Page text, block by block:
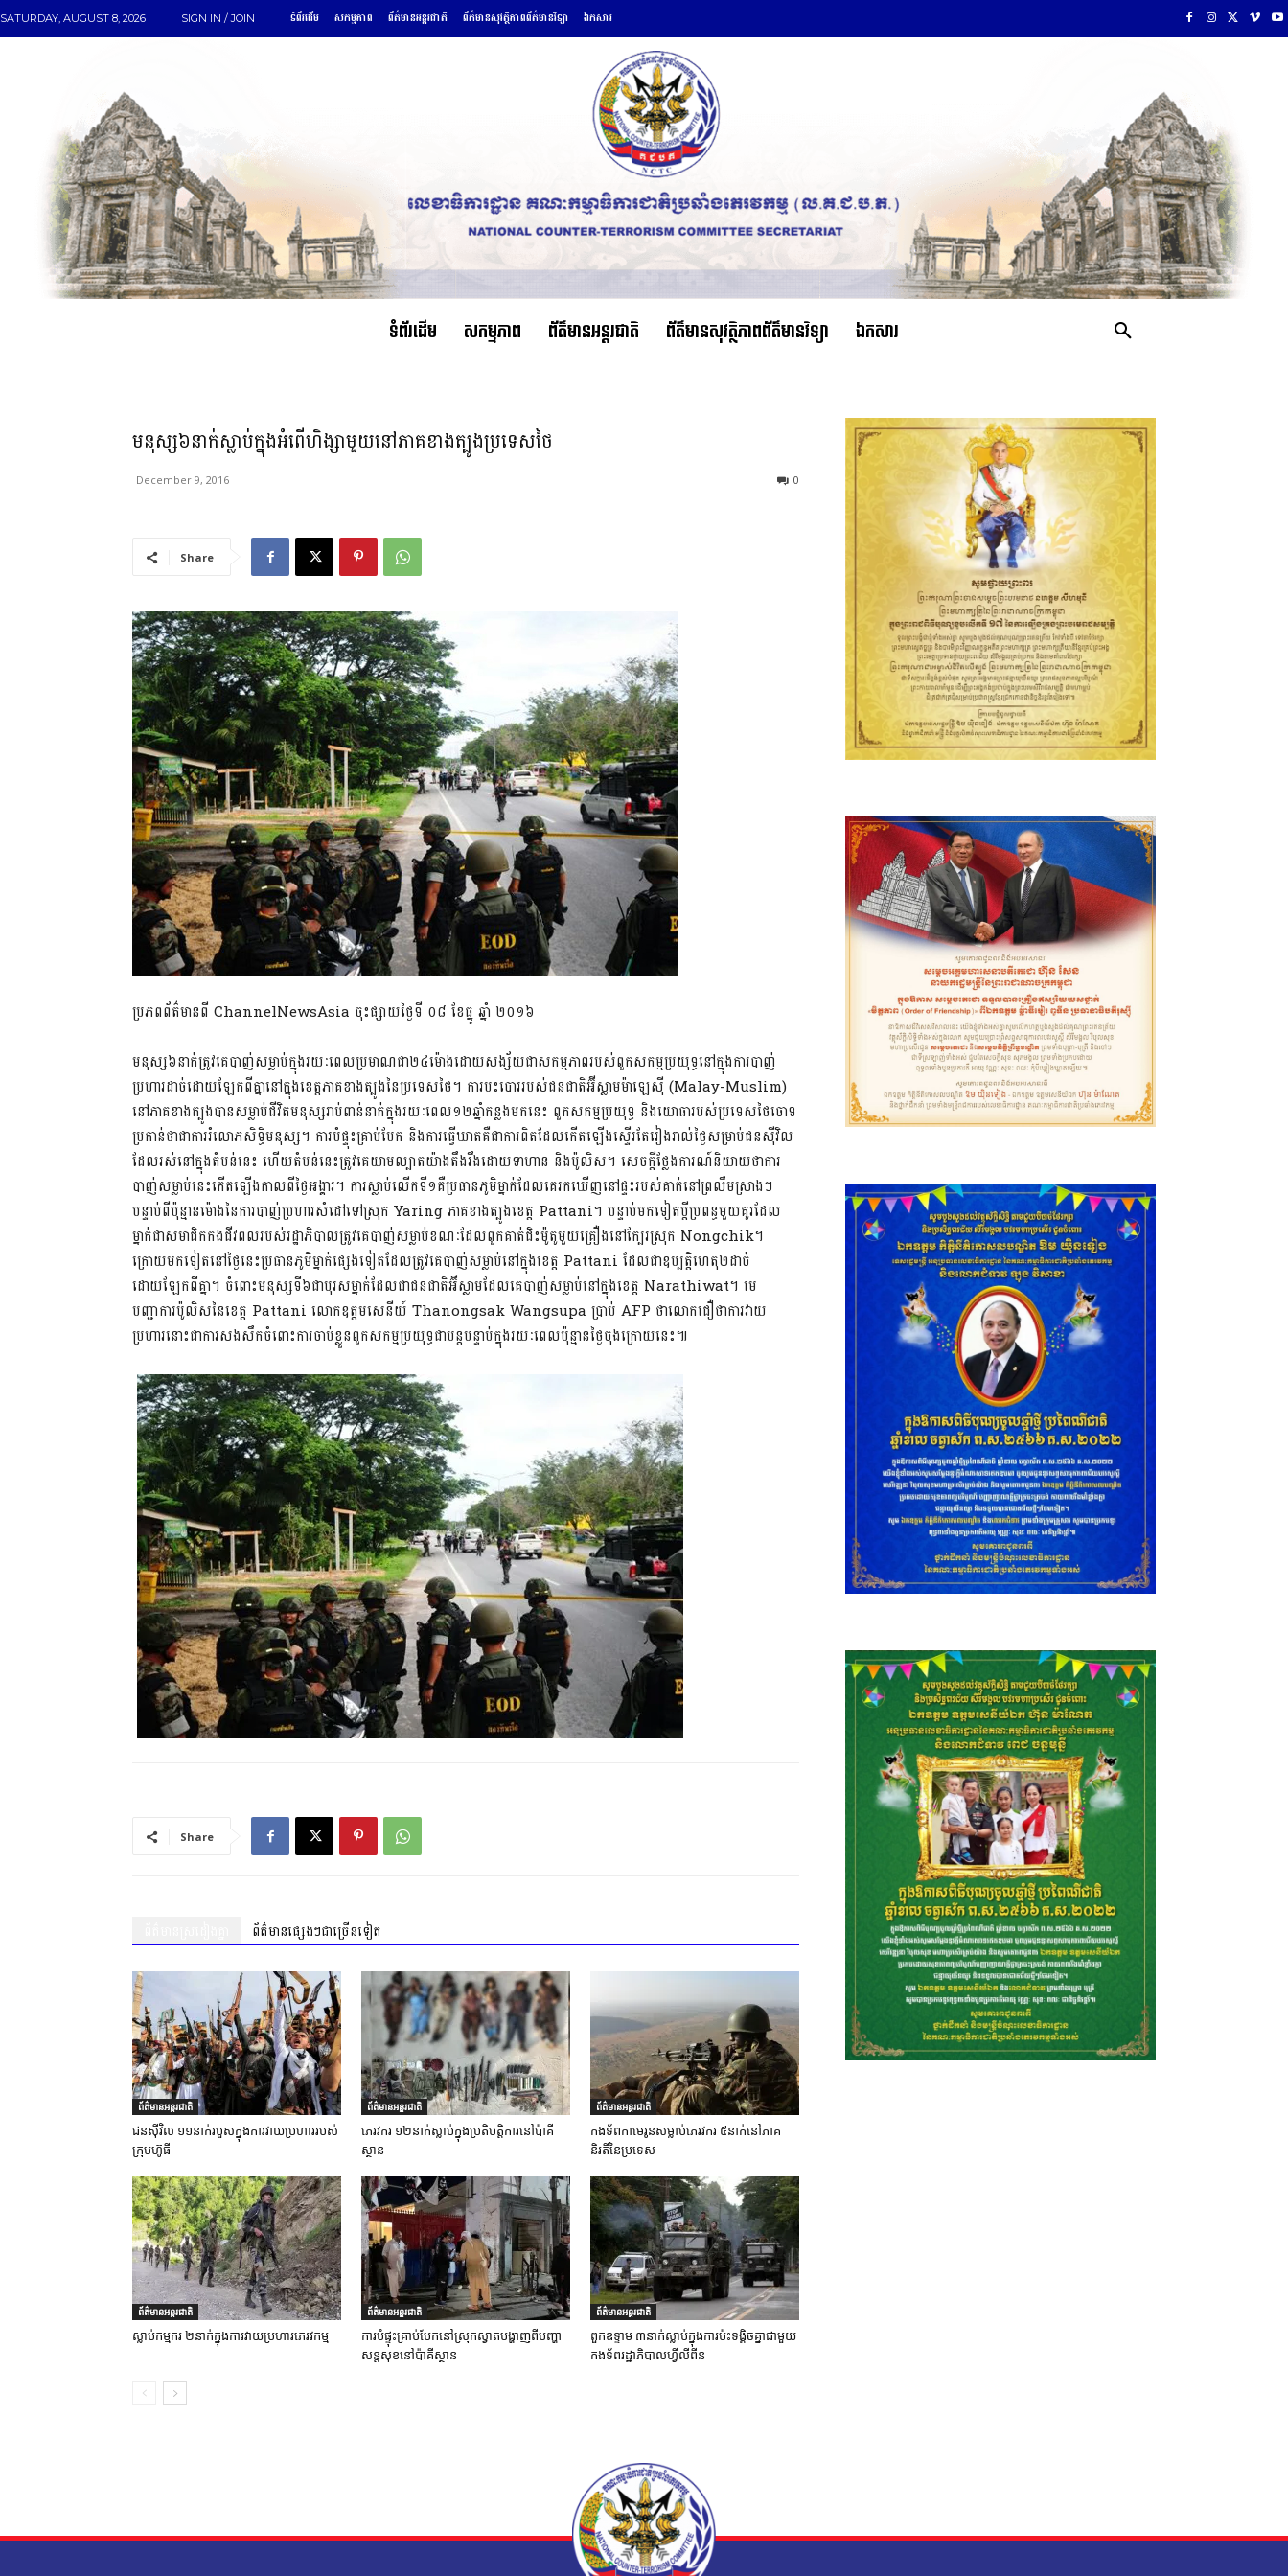
SATURDAY, AUGUST 8, 2026 SIGN IN / JOIN ទំព័រដើម សកម្មភាព ព័ត៌មានអន្តរជាតិ ព័ត៌មានសុវត្ថិភាពព័ត៌មានវិទ្យា ឯកសារ
ទំព័រដើម សកម្មភាព ព័ត៌មានអន្តរជាតិ ព័ត៌មានសុវត្ថិភាពព័ត៌មានវិទ្យា ឯកសារ
មនុស្ស៦នាក់ស្លាប់ក្នុងអំពើហិង្សាមួយនៅភាគខាងត្បូងប្រទេសថៃ
December 9, 2016 0
Share
ប្រភពព័ត៌មានពី ChannelNewsAsia ចុះផ្សាយថ្ងៃទី ០៨ ខែធ្នូ ឆ្នាំ ២០១៦
មនុស្ស៦នាក់ត្រូវគេបាញ់សម្លាប់ក្នុងរយៈពេលប្រមាណជា២៤ម៉ោងដោយសង្ស័យជាសកម្មភាពរបស់ពួកសកម្មប្រយុទ្ធនៅក្នុងការបាញ់
ប្រហារដាច់ដោយឡែកពីគ្នានៅក្នុងខេត្តភាគខាងត្បូងនៃប្រទេសថៃ។ ការបះបោររបស់ជនជាតិអ៊ីស្លាមម៉ាឡេស៊ី (Malay-Muslim)
នៅភាគខាងត្បូងបានសម្លាប់ជីវិតមនុស្សរាប់ពាន់នាក់ក្នុងរយៈពេល១២ឆ្នាំកន្លងមកនេះ ពួកសកម្មប្រយុទ្ធ និងយោធារបស់ប្រទេសថៃចោទ
ប្រកាន់ថាជាការរំលោភសិទ្ធិមនុស្ស។ ការបំផ្ទុះគ្រាប់បែក និងការធ្វើឃាតគឺជាការពិតដែលកើតឡើងស្ទើរតែរៀងរាល់ថ្ងៃសម្រាប់ជនស៊ីវិល
ដែលរស់នៅក្នុងតំបន់នេះ ហើយតំបន់នេះត្រូវគេយាមល្បាតយ៉ាងតឹងរឹងដោយទាហាន និងប៉ូលិស។ សេចក្តីថ្លែងការណ៍និយាយថាការ
បាញ់សម្លាប់នេះកើតឡើងកាលពីថ្ងៃអង្គារ។ ការស្លាប់លើកទី១គឺប្រធានភូមិម្នាក់ដែលគេរកឃើញនៅផ្ទះរបស់គាត់នៅព្រលឹមស្រាងៗ
បន្ទាប់ពីប៉ុន្មានម៉ោងនៃការបាញ់ប្រហារសំដៅទៅស្រុក Yaring ភាគខាងត្បូងខេត្ត Pattani។ បន្ទាប់មកទៀតប្តីប្រពន្ធមួយគូរដែល
ម្នាក់ជាសមាជិកកងជីវពលរបស់រដ្ឋាភិបាលត្រូវគេបាញ់សម្លាប់ខណៈដែលពួកគាត់ជិះម៉ូតូមួយគ្រឿងនៅក្បែរស្រុក Nongchik។
ក្រោយមកទៀតនៅថ្ងៃនេះប្រធានភូមិម្នាក់ផ្សេងទៀតដែលត្រូវគេបាញ់សម្លាប់នៅក្នុងខេត្ត Pattani ដែលជាឧប្បត្តិហេតុ២ដាច់
ដោយឡែកពីគ្នា។ ចំពោះមនុស្សទី៦ជាបុរសម្នាក់ដែលជាជនជាតិអ៊ីស្លាមដែលគេបាញ់សម្លាប់នៅក្នុងខេត្ត Narathiwat។ មេ
បញ្ជាការប៉ូលិសនៃខេត្ត Pattani លោកឧត្តមសេនីយ៍ Thanongsak Wangsupa ប្រាប់ AFP ថាលោកជឿថាការវាយ
ប្រហារនោះជាការសងសឹកចំពោះការចាប់ខ្លួនពួកសកម្មប្រយុទ្ធជាបន្តបន្ទាប់ក្នុងរយៈពេលប៉ុន្មានថ្ងៃចុងក្រោយនេះ៕
Share
ព័ត៌មានផ្សេងៗជាច្រើនទៀត
ព័ត៌មានអន្តរជាតិ
ជនស៊ីវិល ១១នាក់របួសក្នុងការវាយប្រហាររបស់
ក្រុមហ៊ូធី
ព័ត៌មានអន្តរជាតិ
ភេរវករ ១២នាក់ស្លាប់ក្នុងប្រតិបត្តិការនៅប៉ាគី
ស្ថាន
ព័ត៌មានអន្តរជាតិ
កងទ័ពកាមេរូនសម្លាប់ភេរវករ ៥នាក់នៅភាគ
និរតីនៃប្រទេស
ព័ត៌មានអន្តរជាតិ
ស្លាប់កម្មករ ២នាក់ក្នុងការវាយប្រហារភេរវកម្ម
ព័ត៌មានអន្តរជាតិ
ការបំផ្ទុះគ្រាប់បែកនៅស្រុកស្វាតបង្ហាញពីបញ្ហា
សន្តសុខនៅប៉ាគីស្ថាន
ព័ត៌មានអន្តរជាតិ
ពួកឧទ្ទាម ៣នាក់ស្លាប់ក្នុងការប៉ះទង្គិចគ្នាជាមួយ
កងទ័ពរដ្ឋាភិបាលហ្វីលីពីន